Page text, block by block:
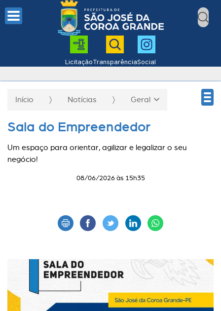
LicitaçãoTransparênciaSocial
Início Notícias Geral
Sala do Empreendedor
Um espaço para orientar, agilizar e legalizar o seu
negócio!
08/06/2026 às 15h35